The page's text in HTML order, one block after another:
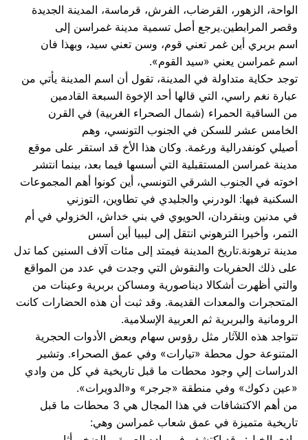
الواحة، الزهور، القرضاب، الفرش، قرماسة، المدينة الجديدة
وقصر المرابطين.يرجع أصل تسمية مدينة غمراسن إلى
اسم بربري أين غمر تعني قوم، وسن تعني سيد، وبهذا فان
اسم غمراسن يعني «سيد القوم».
توجد حكاية متداولة في المدينة، تقول أن اسم المدينة يأتي من
عبارة نغم راسي، التي قالها أحد الإخوة السبعة القادمين
من الساقية الحمراء (شمال الصحراء الغربية) في القرن
الخامس عشر للسكن في الجنوب التونسي، وهم
أصيلي كونفدرالية ورغمة. وكان هذا الأخ قد استقر على موقع
مدينة غمراسن المستقبلية التي أسسها فيما بعد، بينما انتشر
اخوته في الجنوب الشرقي التونسي، أين كونوا أهم المجموعات
السكنية فيها: الودرني والجليدي في تطاوين، التوزني
في مدنين وبنقردان، الحويوي في بني خداش، الخزولي في أم
التمر، وأخيرا الترهوني انتقل إلى ليبيا أين أسس
مدينة ترهونة.تاريخ المدينة فيمتد إلى مئات آلاف السنين كما تدل
على ذلك الحفريات والنقوش التي وجدت في عدد من المواقع
والتي أظهرت أشكالا ديناصورية ومساكن بربرية وعينات من
المتحجرات والمعدات القديمة. وقد ثبت أن هذه الحضارات كانت
الرومانية والبربرية ثم العربية الإسلامية.
تتواجد هذه اللآثار مثل رؤوس سهام وبعض الأدوات الحجرية
المتنوعة حول محطة «تيارات» وفي عمق الصحراء. وتشير
الدراسات إلي وجود محطات ما قبل تاريخية في كل من وادي
«عين دكوك» وفي منطقة «جرجر» و«الدويرات».
من أهم الاكتشافات في هذا المجال هي 3 محطات ما قبل
تاريخية متميزة في عمق شعاب غمراسن وهي: